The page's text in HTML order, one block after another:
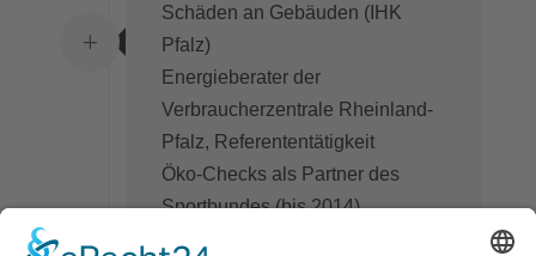
L
Schäden an Gebäuden (IHK
Pfalz)
Energieberater der
Verbraucherzentrale Rheinland-
Pfalz, Referententätigkeit
Öko-Checks als Partner des
Sportbundes (bis 2014)